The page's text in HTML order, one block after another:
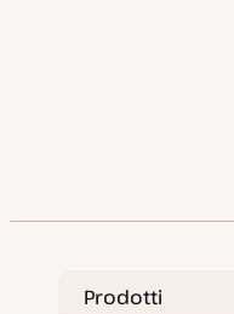
Prodotti